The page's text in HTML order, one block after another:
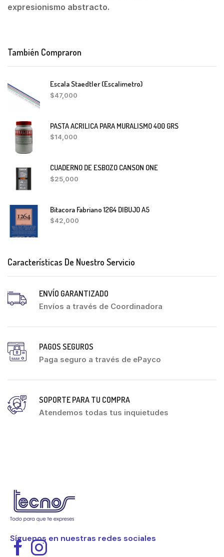
expresionismo abstracto.
También Compraron
Escala Staedtler (Escalimetro)
$47,000
PASTA ACRILICA PARA MURALISMO 400 GRS
$14,000
CUADERNO DE ESBOZO CANSON ONE
$25,000
Bitacora Fabriano 1264 DIBUJO A5
$42,000
Características De Nuestro Servicio
ENVÍO GARANTIZADO
Envíos a través de Coordinadora
PAGOS SEGUROS
Paga seguro a través de ePayco
SOPORTE PARA TU COMPRA
Atendemos todas tus inquietudes
Síguenos en nuestras redes sociales